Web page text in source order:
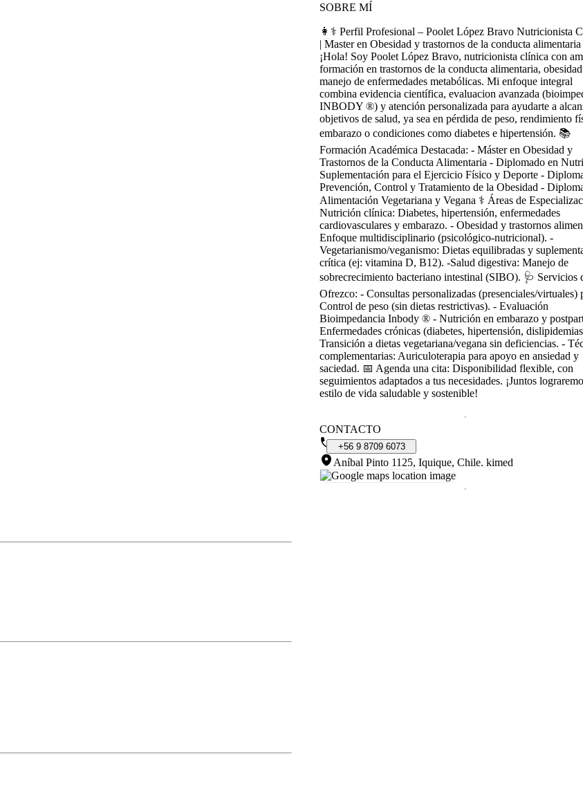
SOBRE MÍ
👩⚕️ Perfil Profesional – Poolet López Bravo Nutricionista
| Master en Obesidad y trastornos de la conducta alimentaria
¡Hola! Soy Poolet López Bravo, nutricionista clínica con
formación en trastornos de la conducta alimentaria,
manejo de enfermedades metabólicas. Mi enfoque integral
combina evidencia científica, evaluacion avanzada
INBODY ®) y atención personalizada para ayudarte a
objetivos de salud, ya sea en pérdida de peso, rendimiento
embarazo o condiciones como diabetes e hipertensión. 📚
Formación Académica Destacada: - Máster en Obesidad y
Trastornos de la Conducta Alimentaria - Diplomado en
Suplementación para el Ejercicio Físico y Deporte -
Prevención, Control y Tratamiento de la Obesidad -
Alimentación Vegetariana y Vegana ⚕️ Áreas de
Nutrición clínica: Diabetes, hipertensión, enfermedades
cardiovasculares y embarazo. - Obesidad y trastornos
Enfoque multidisciplinario (psicológico-nutricional). -
Vegetarianismo/veganismo: Dietas equilibradas y
crítica (ej: vitamina D, B12). -Salud digestiva: Manejo de
sobrecrecimiento bacteriano intestinal (SIBO). 🩺 Servicios
Ofrezco: - Consultas personalizadas (presenciales/virtuales)
Control de peso (sin dietas restrictivas). - Evaluación
Bioimpedancia Inbody ® - Nutrición en embarazo y
Enfermedades crónicas (diabetes, hipertensión,
Transición a dietas vegetariana/vegana sin deficiencias. -
complementarias: Auriculoterapia para apoyo en ansiedad y
saciedad. 📅 Agenda una cita: Disponibilidad flexible, con
seguimientos adaptados a tus necesidades. ¡Juntos
estilo de vida saludable y sostenible!
CONTACTO
+56 9 8709 6073
Aníbal Pinto 1125, Iquique, Chile. kimed